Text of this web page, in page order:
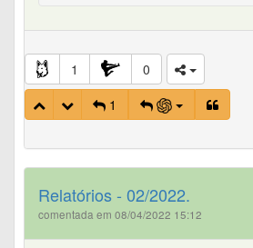
1
0
1
Relatórios - 02/2022.
comentada em 08/04/2022 15:12